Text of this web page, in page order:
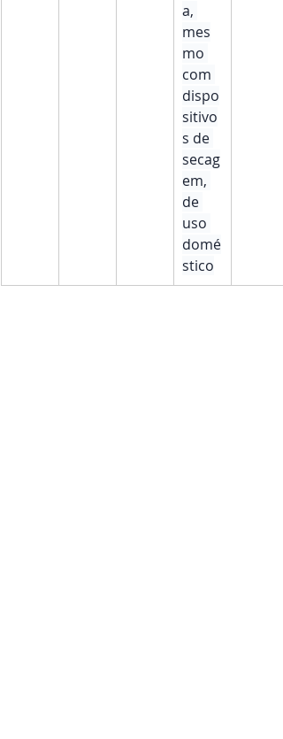
a,
mes
mo
com
dispo
sitivo
s de
secag
em,
de
uso
domé
stico